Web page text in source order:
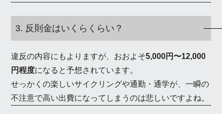
3. 反則金はいくらくらい？
違反の内容にもよりますが、おおよそ5,000円〜12,000
円程度になると予想されています。
せっかくの楽しいサイクリングや通勤・通学が、一瞬の
不注意で高い出費になってしまうのは悲しいですよね。